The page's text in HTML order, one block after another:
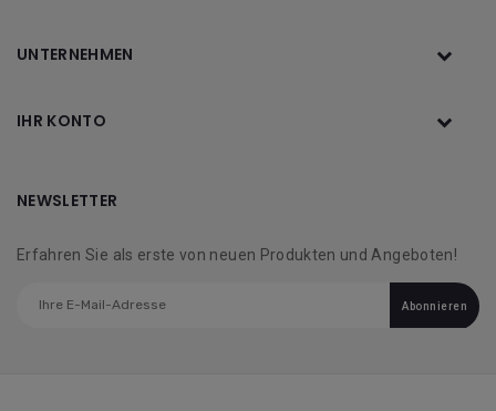
UNTERNEHMEN
IHR KONTO
NEWSLETTER
Erfahren Sie als erste von neuen Produkten und Angeboten!
Abonnieren